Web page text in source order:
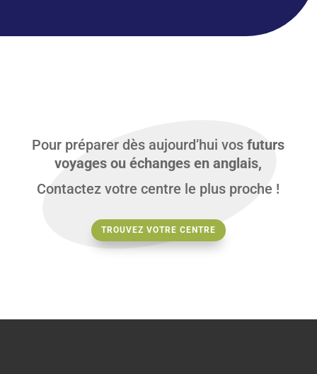
Pour préparer dès aujourd’hui vosfuturs
voyages ou échanges en anglais,
Contactez votre centre le plus proche !
TROUVEZ VOTRE CENTRE